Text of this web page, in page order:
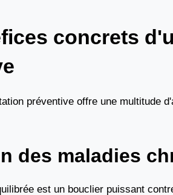
concrets
préventive offre une multitude
des maladies
est un bouclier puissant